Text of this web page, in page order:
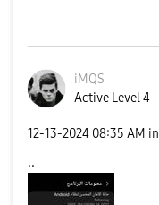
iMQS
Active Level 4
‎12-13-2024 08:35 AM in
..